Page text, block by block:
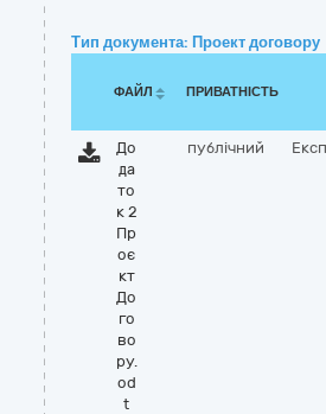
Тип документа: Проект договору
ФАЙЛ ПРИВАТНІСТЬ
До
да
то
к 2
Пр
оє
кт
До
го
во
ру.
od
t
публічний